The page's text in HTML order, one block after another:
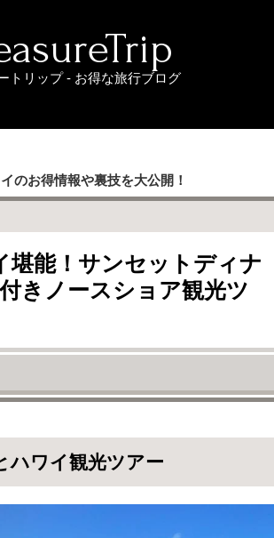
トリップ - お得な旅行ブログ
のお得情報や裏技を大公開！
堪能！サンセットディナ
きノースショア観光ツ
アーの服装 / 前半
は遊びすぎた・・・
ハワイ観光ツアー